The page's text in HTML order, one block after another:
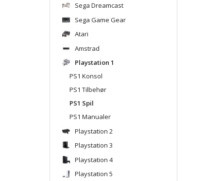
Sega Dreamcast
Sega Game Gear
Atari
Amstrad
Playstation 1
PS1 Konsol
PS1 Tilbehør
PS1 Spil
PS1 Manualer
Playstation 2
Playstation 3
Playstation 4
Playstation 5